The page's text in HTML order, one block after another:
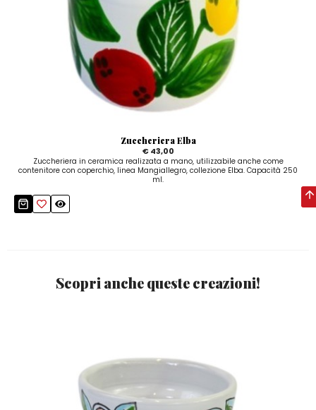
Zuccheriera Elba
€ 43,00
Zuccheriera in ceramica realizzata a mano, utilizzabile anche come
contenitore con coperchio, linea Mangiallegro, collezione Elba. Capacità 250
ml.
Scopri anche queste creazioni!